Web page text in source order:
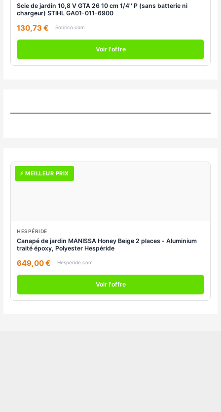
Scie de jardin 10,8 V GTA 26 10 cm 1/4'' P (sans batterie ni
chargeur) STIHL GA01-011-6900
130,73 € Sobrico.com
Voir l'offre
⚡ MEILLEUR PRIX
HESPÉRIDE
Canapé de jardin MANISSA Honey Beige 2 places - Aluminium
traité époxy, Polyester Hespéride
649,00 € Hesperide.com
Voir l'offre